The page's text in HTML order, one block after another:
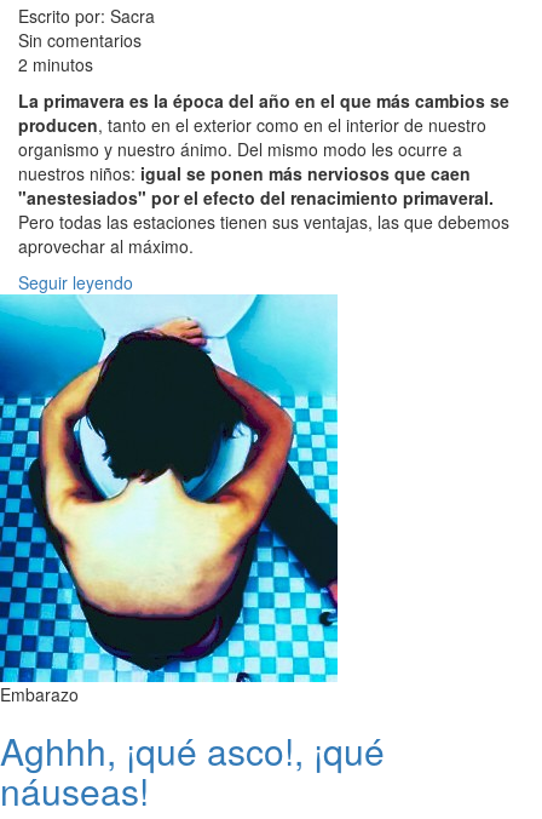
Escrito por: Sacra
Sin comentarios
2 minutos
La primavera es la época del año en el que más cambios se
producen, tanto en el exterior como en el interior de nuestro
organismo y nuestro ánimo. Del mismo modo les ocurre a
nuestros niños: igual se ponen más nerviosos que caen
"anestesiados" por el efecto del renacimiento primaveral.
Pero todas las estaciones tienen sus ventajas, las que debemos
aprovechar al máximo.
Seguir leyendo
Embarazo
Aghhh, ¡qué asco!, ¡qué
náuseas!